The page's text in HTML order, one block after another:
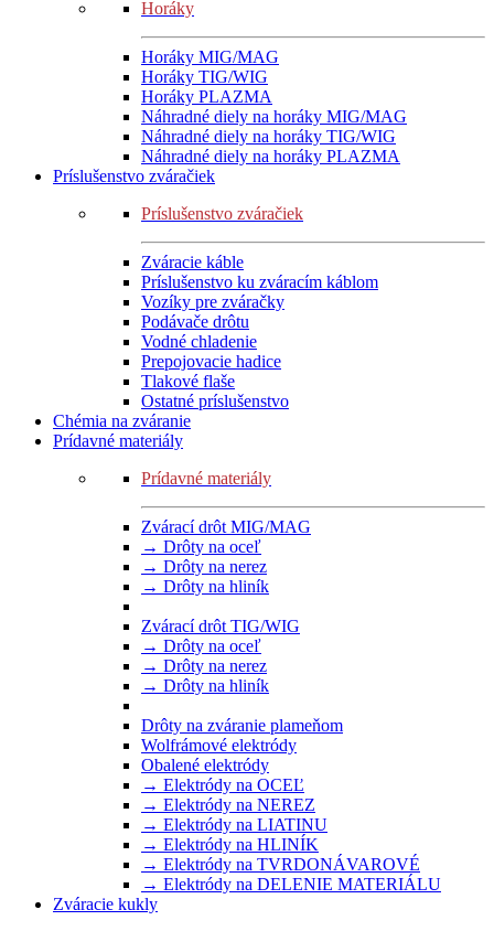
Horáky
Horáky MIG/MAG
Horáky TIG/WIG
Horáky PLAZMA
Náhradné diely na horáky MIG/MAG
Náhradné diely na horáky TIG/WIG
Náhradné diely na horáky PLAZMA
Príslušenstvo zváračiek
Príslušenstvo zváračiek
Zváracie káble
Príslušenstvo ku zváracím káblom
Vozíky pre zváračky
Podávače drôtu
Vodné chladenie
Prepojovacie hadice
Tlakové flaše
Ostatné príslušenstvo
Chémia na zváranie
Prídavné materiály
Prídavné materiály
Zvárací drôt MIG/MAG
→ Drôty na oceľ
→ Drôty na nerez
→ Drôty na hliník
Zvárací drôt TIG/WIG
→ Drôty na oceľ
→ Drôty na nerez
→ Drôty na hliník
Drôty na zváranie plameňom
Wolfrámové elektródy
Obalené elektródy
→ Elektródy na OCEĽ
→ Elektródy na NEREZ
→ Elektródy na LIATINU
→ Elektródy na HLINÍK
→ Elektródy na TVRDONÁVAROVÉ
→ Elektródy na DELENIE MATERIÁLU
Zváracie kukly